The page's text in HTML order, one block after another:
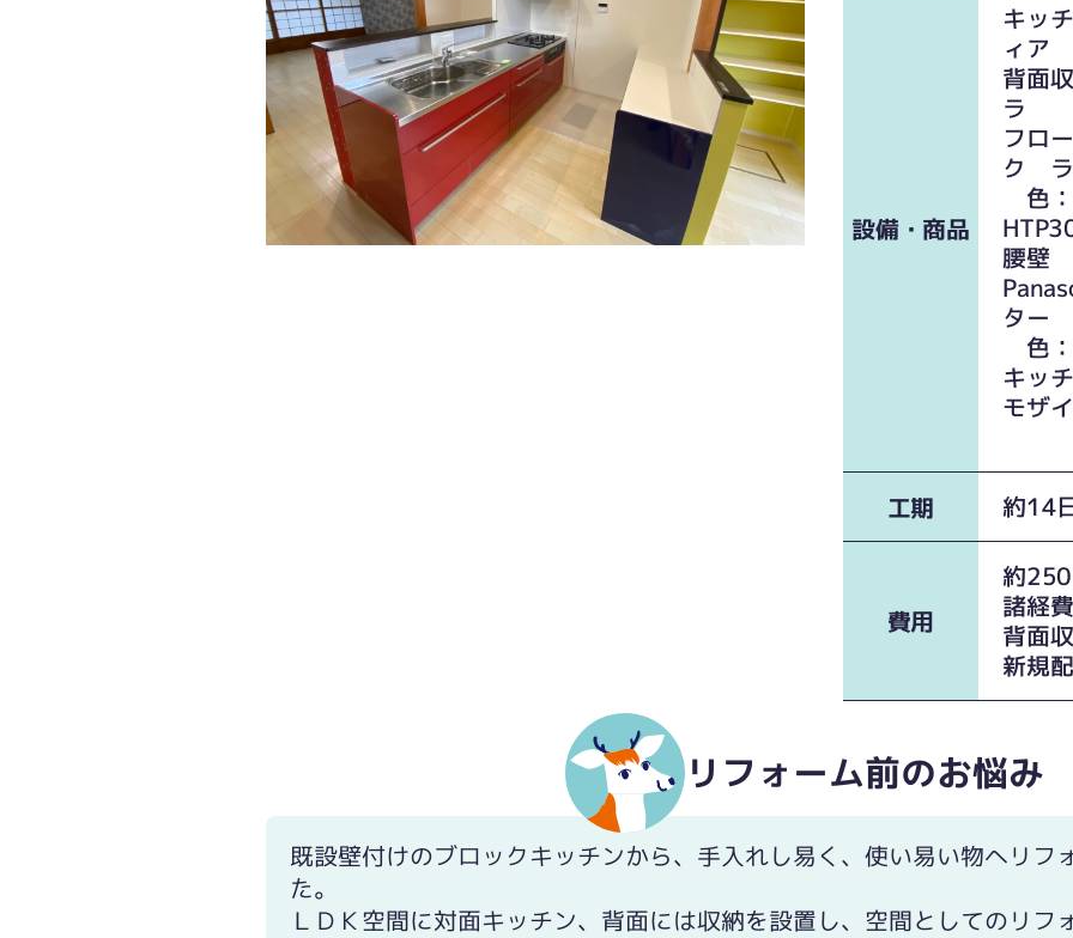
設備・商品
キッ
ィア
背面
ラ
フロ
ク ラ
色
腰壁
ター
色
キッ
モザ
工期 約14
費用
約
諸経
背面
新規
リフォーム前のお悩み
既設壁付けのブロックキッチンから、手入れし易く、使い易い物へリフ
た。
ＬＤＫ空間に対面キッチン、背面には収納を設置し、空間としてのリフ